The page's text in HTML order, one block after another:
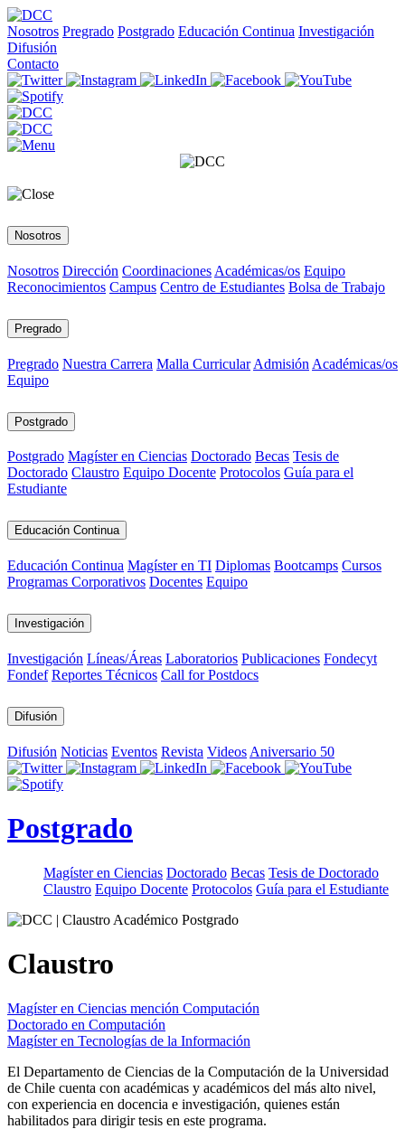
Nosotros Pregrado Postgrado Educación Continua Investigación
Difusión
Contacto
Nosotros
Nosotros Dirección Coordinaciones Académicas/os Equipo
Reconocimientos Campus Centro de Estudiantes Bolsa de Trabajo
Pregrado
Pregrado Nuestra Carrera Malla Curricular Admisión Académicas/os
Equipo
Postgrado
Postgrado Magíster en Ciencias Doctorado Becas Tesis de
Doctorado Claustro Equipo Docente Protocolos Guía para el
Estudiante
Educación Continua
Educación Continua Magíster en TI Diplomas Bootcamps Cursos
Programas Corporativos Docentes Equipo
Investigación
Investigación Líneas/Áreas Laboratorios Publicaciones Fondecyt
Fondef Reportes Técnicos Call for Postdocs
Difusión
Difusión Noticias Eventos Revista Videos Aniversario 50
Postgrado
Magíster en Ciencias Doctorado Becas Tesis de Doctorado
Claustro Equipo Docente Protocolos Guía para el Estudiante
Claustro
Magíster en Ciencias mención Computación
Doctorado en Computación
Magíster en Tecnologías de la Información
El Departamento de Ciencias de la Computación de la Universidad
de Chile cuenta con académicas y académicos del más alto nivel,
con experiencia en docencia e investigación, quienes están
habilitados para dirigir tesis en este programa.